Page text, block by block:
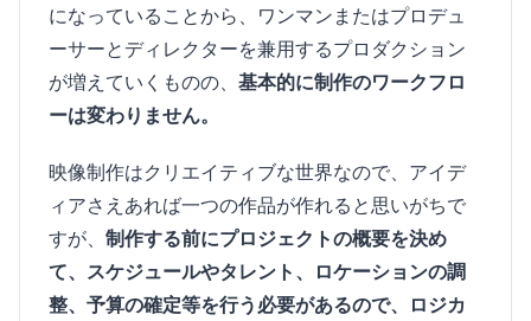
になっていることから、ワンマンまたはプロデュ
ーサーとディレクターを兼用するプロダクション
が増えていくものの、 基本的に制作のワークフロ
ーは変わりません。
映像制作はクリエイティブな世界なので、アイデ
ィアさえあれば一つの作品が作れると思いがちで
すが、 制作する前にプロジェクトの概要を決め
て、スケジュールやタレント、ロケーションの調
整、予算の確定等を行う必要があるので、ロジカ